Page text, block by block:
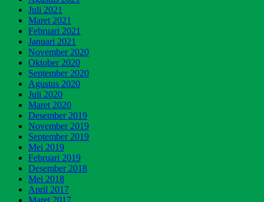
Juli 2021
Maret 2021
Februari 2021
Januari 2021
November 2020
Oktober 2020
September 2020
Agustus 2020
Juli 2020
Maret 2020
Desember 2019
November 2019
September 2019
Mei 2019
Februari 2019
Desember 2018
Mei 2018
April 2017